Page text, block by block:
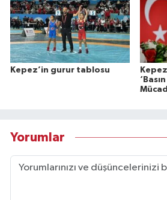
Kepez’in gurur tablosu
Yorumlar